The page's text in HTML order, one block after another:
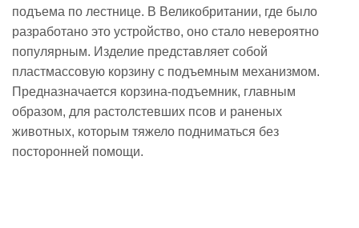
подъема по лестнице. В Великобритании, где было
разработано это устройство, оно стало невероятно
популярным. Изделие представляет собой
пластмассовую корзину с подъемным механизмом.
Предназначается корзина-подъемник, главным
образом, для растолстевших псов и раненых
животных, которым тяжело подниматься без
посторонней помощи.